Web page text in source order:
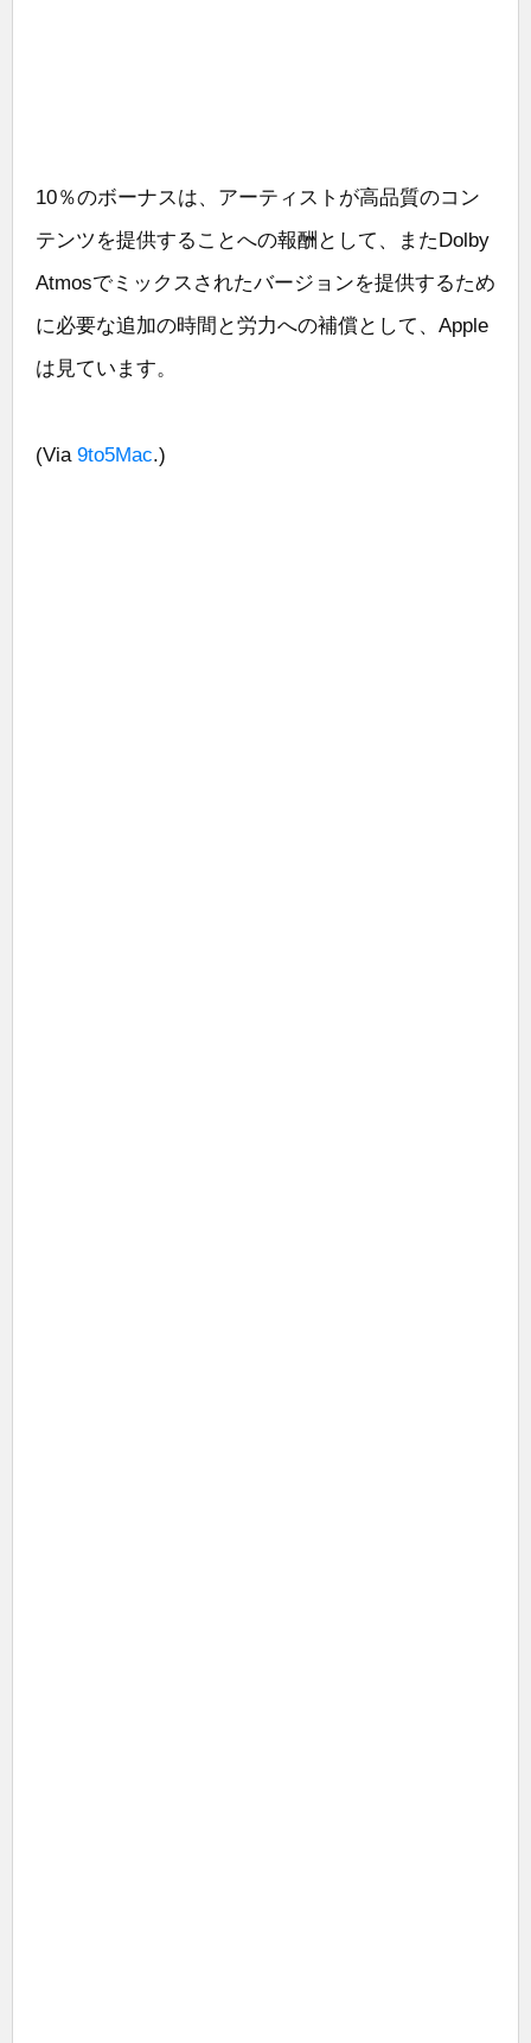
10％のボーナスは、アーティストが高品質のコン
テンツを提供することへの報酬として、またDolby
Atmosでミックスされたバージョンを提供するため
に必要な追加の時間と労力への補償として、Apple
は見ています。
(Via 9to5Mac.)